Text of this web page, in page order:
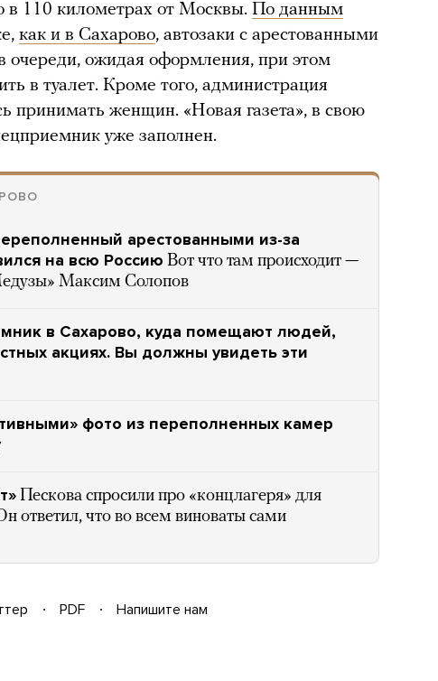
110 километрах от Москвы. По данным
как и в Сахарово, автозаки с арестованными
очереди, ожидая оформления, при этом
в туалет. Кроме того, администрация
принимать женщин. «Новая газета», в свою
уже заполнен.
арестованными из-за
на всю Россию Вот что там происходит —
Максим Солопов
в Сахарово, куда помещают людей,
акциях. Вы должны увидеть эти
фото из переполненных камер
Пескова спросили про «концлагеря» для
ответил, что во всем виноваты сами
PDF
Напишите нам